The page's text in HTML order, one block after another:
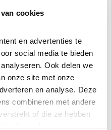
cookies
en advertenties te
social media te bieden
Ook delen we
onze site met onze
en analyse. Deze
combineren met andere
of die ze hebben
het Hoekschewaards
maakt onderdeel uit
Haringvliet.